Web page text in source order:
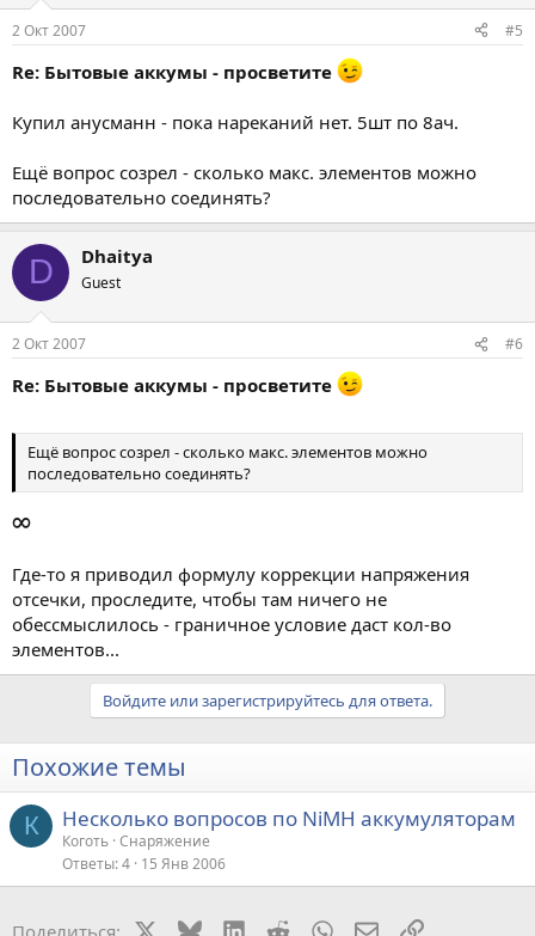
2 Окт 2007 #5
Re: Бытовые аккумы - просветите
Купил анусманн - пока нареканий нет. 5шт по 8ач.
Ещё вопрос созрел - сколько макс. элементов можно
последовательно соединять?
D Dhaitya
Guest
2 Окт 2007 #6
Re: Бытовые аккумы - просветите
Ещё вопрос созрел - сколько макс. элементов можно
последовательно соединять?
∞
Где-то я приводил формулу коррекции напряжения
отсечки, проследите, чтобы там ничего не
обессмыслилось - граничное условие даст кол-во
элементов...
Войдите или зарегистрируйтесь для ответа.
Похожие темы
К Несколько вопросов по NiMH аккумуляторам
Коготь Снаряжение
Ответы 4 15 Янв 2006
BlueskyLinkedIn
RedditWhatsAppЭлектронная
Ссылка